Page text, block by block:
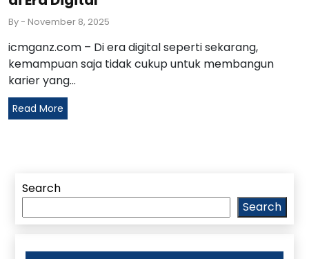
By- November 8, 2025
icmganz.com – Di era digital seperti sekarang,
kemampuan saja tidak cukup untuk membangun
karier yang...
Read More
Search
Search